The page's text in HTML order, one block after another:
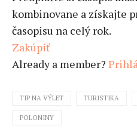
kombinovane a získajte
časopisu na celý rok.
Zakúpiť
Already a member?
TIP NA VÝLET TURISTIKA
POLONINY